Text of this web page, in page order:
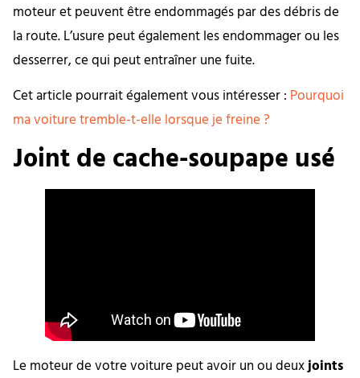
moteur et peuvent être endommagés par des débris de
la route. L’usure peut également les endommager ou les
desserrer, ce qui peut entraîner une fuite.
Cet article pourrait également vous intéresser : Pourquoi
ma voiture tremble-t-elle lorsque je freine ?
Joint de cache-soupape usé
Le moteur de votre voiture peut avoir un ou deuxjoints